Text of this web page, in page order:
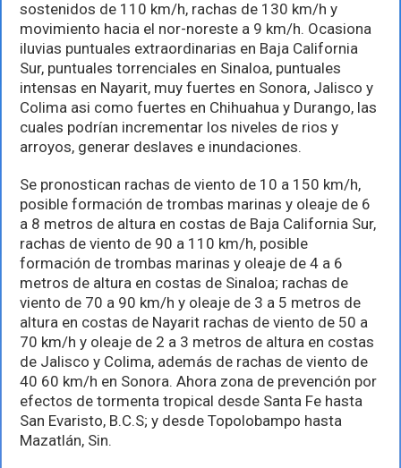
sostenidos de 110 km/h, rachas de 130 km/h y
movimiento hacia el nor-noreste a 9 km/h. Ocasiona
iluvias puntuales extraordinarias en Baja California
Sur, puntuales torrenciales en Sinaloa, puntuales
intensas en Nayarit, muy fuertes en Sonora, Jalisco y
Colima asi como fuertes en Chihuahua y Durango, las
cuales podrían incrementar los niveles de rios y
arroyos, generar deslaves e inundaciones.
Se pronostican rachas de viento de 10 a 150 km/h,
posible formación de trombas marinas y oleaje de 6
a 8 metros de altura en costas de Baja California Sur,
rachas de viento de 90 a 110 km/h, posible
formación de trombas marinas y oleaje de 4 a 6
metros de altura en costas de Sinaloa; rachas de
viento de 70 a 90 km/h y oleaje de 3 a 5 metros de
altura en costas de Nayarit rachas de viento de 50 a
70 km/h y oleaje de 2 a 3 metros de altura en costas
de Jalisco y Colima, además de rachas de viento de
40 60 km/h en Sonora. Ahora zona de prevención por
efectos de tormenta tropical desde Santa Fe hasta
San Evaristo, B.C.S; y desde Topolobampo hasta
Mazatlán, Sin.